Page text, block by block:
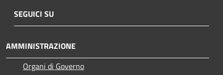
SEGUICI SU
AMMINISTRAZIONE
Organi di Governo